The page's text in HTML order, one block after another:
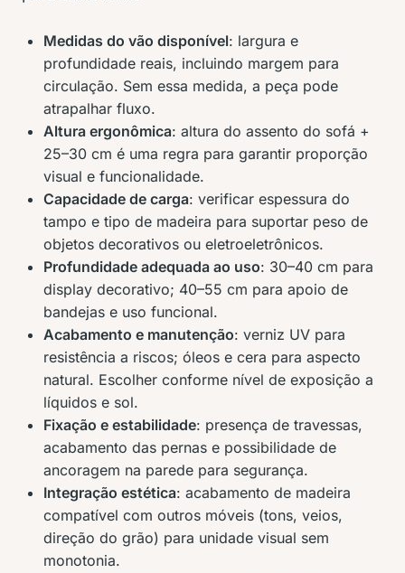
Medidas do vão disponível: largura e
profundidade reais, incluindo margem para
circulação. Sem essa medida, a peça pode
atrapalhar fluxo.
Altura ergonômica: altura do assento do sofá +
25–30 cm é uma regra para garantir proporção
visual e funcionalidade.
Capacidade de carga: verificar espessura do
tampo e tipo de madeira para suportar peso de
objetos decorativos ou eletroeletrônicos.
Profundidade adequada ao uso: 30–40 cm para
display decorativo; 40–55 cm para apoio de
bandejas e uso funcional.
Acabamento e manutenção: verniz UV para
resistência a riscos; óleos e cera para aspecto
natural. Escolher conforme nível de exposição a
líquidos e sol.
Fixação e estabilidade: presença de travessas,
acabamento das pernas e possibilidade de
ancoragem na parede para segurança.
Integração estética: acabamento de madeira
compatível com outros móveis (tons, veios,
direção do grão) para unidade visual sem
monotonia.